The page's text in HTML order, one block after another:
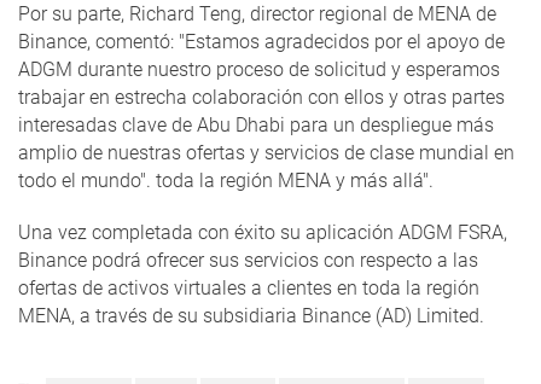
Por su parte, Richard Teng, director regional de MENA de
Binance, comentó: "Estamos agradecidos por el apoyo de
ADGM durante nuestro proceso de solicitud y esperamos
trabajar en estrecha colaboración con ellos y otras partes
interesadas clave de Abu Dhabi para un despliegue más
amplio de nuestras ofertas y servicios de clase mundial en
todo el mundo". toda la región MENA y más allá".
Una vez completada con éxito su aplicación ADGM FSRA,
Binance podrá ofrecer sus servicios con respecto a las
ofertas de activos virtuales a clientes en toda la región
MENA, a través de su subsidiaria Binance (AD) Limited.